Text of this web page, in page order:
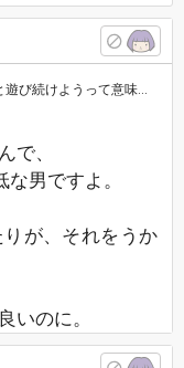
と話し合って離婚し、主とやり直すはずだから。
で、
男ですよ。
が、それをうか
いのに。